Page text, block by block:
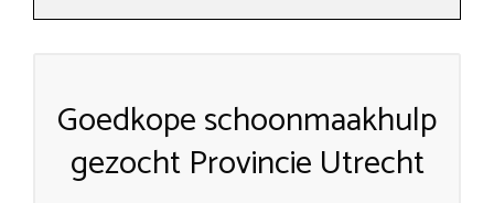
Goedkope schoonmaakhulp
gezocht Provincie Utrecht